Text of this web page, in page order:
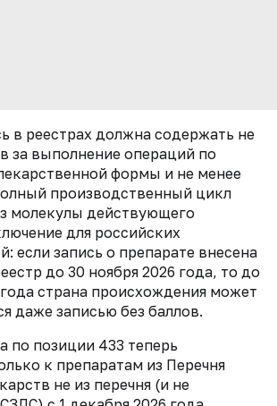
в реестрах должна содержать не
за выполнение операций по
формы и не менее
производственный цикл
молекулы действующего
для российских
если запись о препарате внесена
до 30 ноября 2026 года, то до
страна происхождения может
даже записью без баллов.
по позиции 433 теперь
к препаратам из Перечня
не из перечня (и не